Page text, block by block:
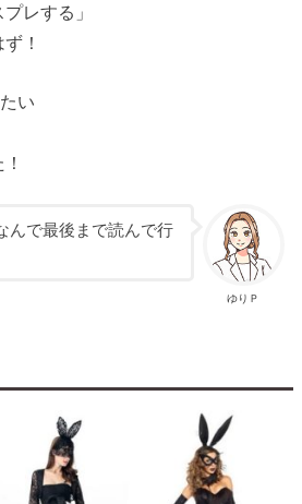
レする」
！
い
ゆりＰ
んで最後まで読んで行